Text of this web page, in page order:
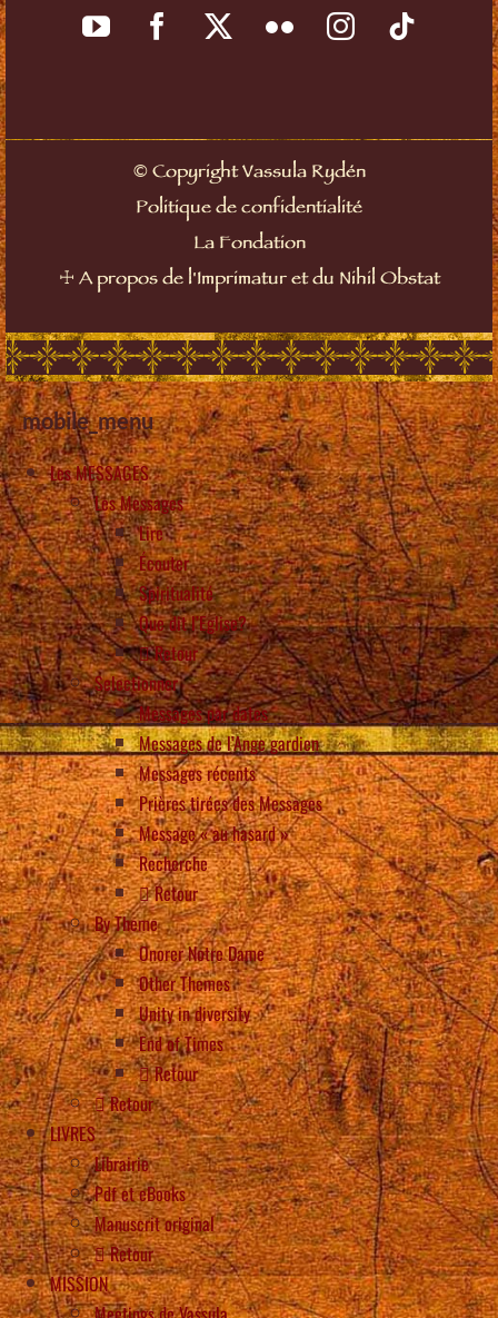
©Copyright Vassula Rydén
Politique de confidentialité
La Fondation
☩ A propos de l'Imprimatur et du Nihil Obstat
mobile_menu
Les MESSAGES
Les Messages
Lire
Écouter
Spiritualité
Que dit l’Eglise?
Retour
Selectionner
Messages par dates
Messages de l’Ange gardien
Messages récents
Prières tirées des Messages
Message « au hasard »
Recherche
Retour
By Theme
Onorer Notre Dame
Other Themes
Unity in diversity
End of Times
Retour
Retour
LIVRES
Librairie
Pdf et eBooks
Manuscrit original
Retour
MISSION